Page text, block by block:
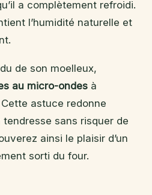
a complètement refroidi.
l’humidité naturelle et
de son moelleux,
au micro-ondes à
astuce redonne
sans risquer de
ainsi le plaisir d’un
sorti du four.